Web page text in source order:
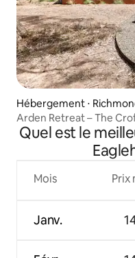
Hébergement ⋅
Arden Retreat – The
Quel est le
Mois
Janv.
Prix